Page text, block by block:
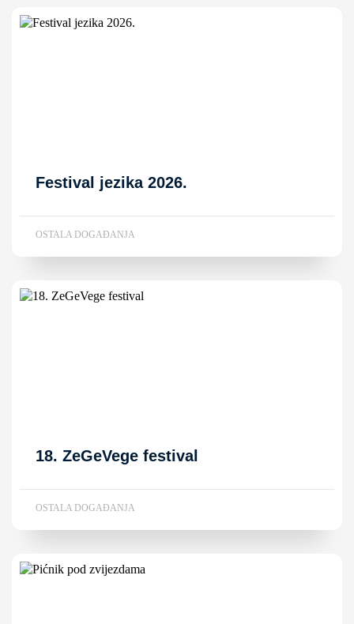
Festival jezika 2026.
OSTALA DOGAĐANJA
18. ZeGeVege festival
OSTALA DOGAĐANJA